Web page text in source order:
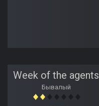
Week of the agents
Бывалый